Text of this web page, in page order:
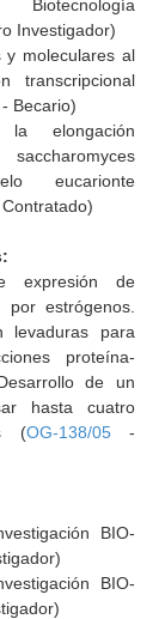
Investigador)
y moleculares al
transcripcional
- Becario)
elongación
eucarionte
expresión de
por estrógenos.
levaduras para
proteína-
de un
hasta cuatro
(OG-138/05-
BIO-
BIO-